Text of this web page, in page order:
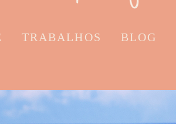
TRABALHOS BLOG